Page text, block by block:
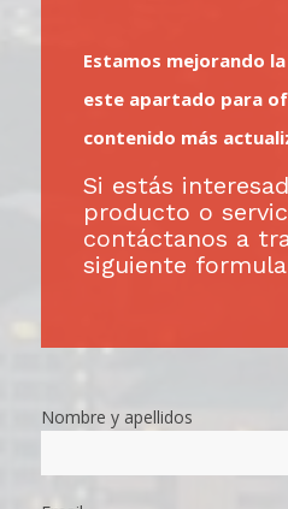
Estamos mejorando
este apartado para
contenido más
Si estás
producto o
contáctanos a
siguiente
Nombre y apellidos